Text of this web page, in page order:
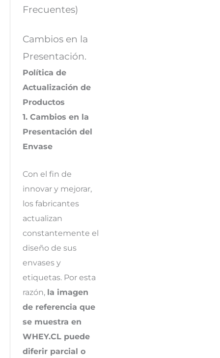
Frecuentes)
Cambios en la
Presentación.
Política de
Actualización de
Productos
1. Cambios en la
Presentación del
Envase
Con el fin de
innovar y mejorar,
los fabricantes
actualizan
constantemente el
diseño de sus
envases y
etiquetas. Por esta
razón, la imagen
de referencia que
se muestra en
WHEY.CL puede
diferir parcial o